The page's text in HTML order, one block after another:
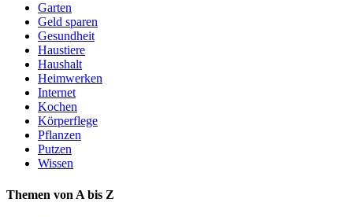
Garten
Geld sparen
Gesundheit
Haustiere
Haushalt
Heimwerken
Internet
Kochen
Körperflege
Pflanzen
Putzen
Wissen
Themen von A bis Z